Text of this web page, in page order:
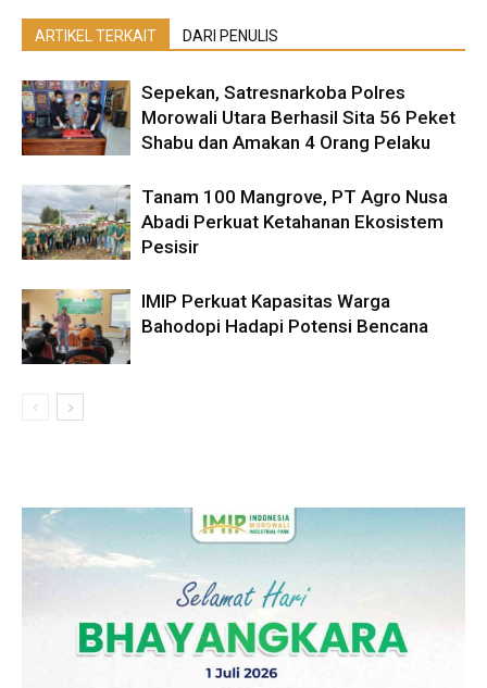
ARTIKEL TERKAIT DARI PENULIS
Sepekan, Satresnarkoba Polres
Morowali Utara Berhasil Sita 56 Peket
Shabu dan Amakan 4 Orang Pelaku
Tanam 100 Mangrove, PT Agro Nusa
Abadi Perkuat Ketahanan Ekosistem
Pesisir
IMIP Perkuat Kapasitas Warga
Bahodopi Hadapi Potensi Bencana